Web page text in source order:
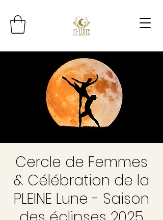
Cercle de Femmes
& Célébration de la
PLEINE Lune - Saison